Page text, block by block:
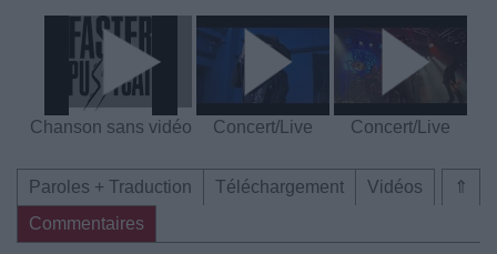
Chanson sans vidéo Concert/Live Concert/Live
⇑
Paroles + Traduction Téléchargement
Vidéos
Commentaires